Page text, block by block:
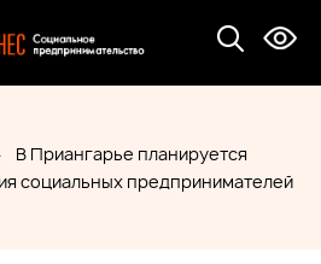
В Приангарье планируется
социальных предпринимателей